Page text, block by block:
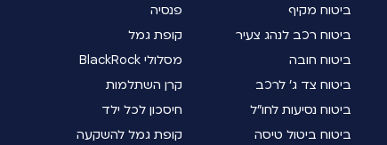
ביטוח מקיף
ביטוח רכב לנהג צעיר
ביטוח חובה
ביטוח צד ג' לרכב
ביטוח נסיעות לחו"ל
ביטוח ביטול טיסה
פנסיה
קופת גמל
מסלולי BlackRock
קרן השתלמות
חיסכון לכל ילד
קופת גמל להשקעה